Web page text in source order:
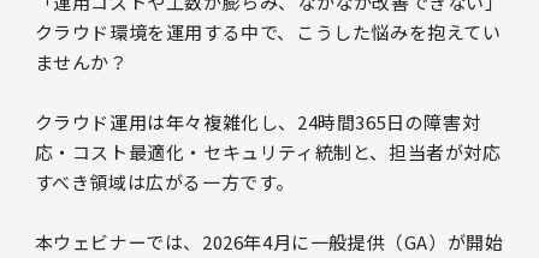
クラウド環境を運用する中で、こうした悩みを抱えてい
ませんか？
クラウド運用は年々複雑化し、24時間365日の障害対
応・コスト最適化・セキュリティ統制と、担当者が対応
すべき領域は広がる一方です。
本ウェビナーでは、2026年4月に一般提供（GA）が開始